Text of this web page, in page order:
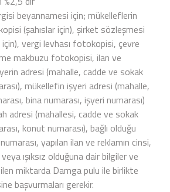
beyannamesi için; mükelleflerin
(şahıslar için), şirket sözleşmesi
vergi levhası fotokopisi, çevre
makbuzu fotokopisi, ilan ve
adresi (mahalle, cadde ve sokak
mükellefin işyeri adresi (mahalle,
bina numarası, işyeri numarası)
adresi (mahallesi, cadde ve sokak
konut numarası), bağlı olduğu
yapılan ilan ve reklamın cinsi,
veya ışıksız olduğuna dair bilgiler ve
miktarda Damga pulu ile birlikte
başvurmaları gerekir.